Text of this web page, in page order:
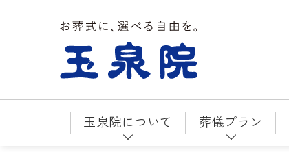
お葬式に、選べる自由を。玉泉院
玉泉院について 葬儀プラン